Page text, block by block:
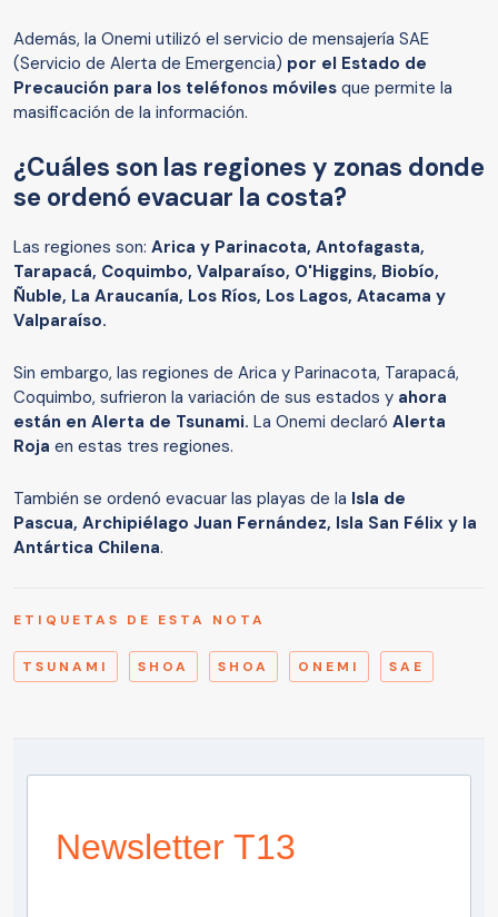
Además, la Onemi utilizó el servicio de mensajería SAE
(Servicio de Alerta de Emergencia) por el Estado de
Precaución para los teléfonos móviles que permite la
masificación de la información.
¿Cuáles son las regiones y zonas donde
se ordenó evacuar la costa?
Las regiones son: Arica y Parinacota, Antofagasta,
Tarapacá, Coquimbo, Valparaíso, O'Higgins, Biobío,
Ñuble, La Araucanía, Los Ríos, Los Lagos, Atacama y
Valparaíso.
Sin embargo, las regiones de Arica y Parinacota, Tarapacá,
Coquimbo, sufrieron la variación de sus estados y ahora
están en Alerta de Tsunami. La Onemi declaró Alerta
Roja en estas tres regiones.
También se ordenó evacuar las playas de la Isla de
Pascua, Archipiélago Juan Fernández, Isla San Félix y la
Antártica Chilena.
ETIQUETAS DE ESTA NOTA
TSUNAMI SHOA SHOA ONEMI SAE
Newsletter T13